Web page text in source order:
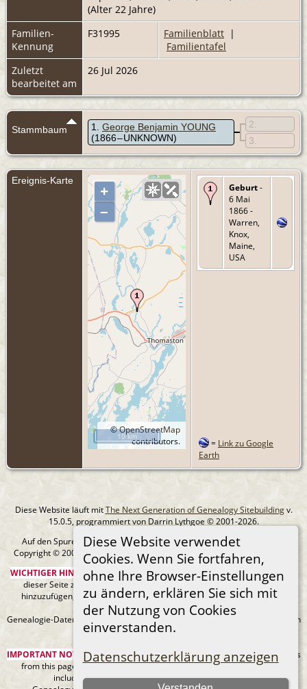
Diese Website verwendet
Cookies. Wenn Sie fortfahren,
ohne Ihre Browser-Einstellungen
zu ändern, erklären Sie sich mit
der Nutzung von Cookies
einverstanden.
Datenschutzerklärung anzeigen
(Alter 22 Jahre)
Familien-
Kennung
F31995 Familienblatt |
Familientafel
Zuletzt
bearbeitet am
26 Jul 2026
Stammbaum 1
George Benjamin YOUNG
(1866 – UNKNOWN)
2
3
Ereignis-Karte
+
–
©OpenStreetMap
contributors.
10 km
Geburt-
6 Mai
1866 -
Warren,
Knox,
Maine,
USA
= Link zu Google
Earth
Diese Website läuft mitThe Next Generation of Genealogy Sitebuildingv.
15.0.5, programmiert von Darrin Lythgoe © 2001-2026.
Auf den Spuren meiner Ahnen - erstellt und betreut vonMIchael Klein
Copyright © 2005-2026 Alle Rechte vorbehalten. |
Datenschutzerklärung
WICHTIGER HINWEIS:Sie sind nicht berechtigt, diese Seite oder Bilder von
dieser Seite zu Ancestry.com oder anderen kommerziellen Websites
hinzuzufügen, ohne mein Urheberrecht und einen URL-Link zu meiner
Website anzugeben.
Genealogie-Daten können sich jederzeit ändern, wenn neue Fakten gefunden
werden.
IMPORTANT NOTICE:You are not authorized to add this page or any images
from this page to Ancestry.com or any other commercial sites without
including my copyright and a URL link to my web site.